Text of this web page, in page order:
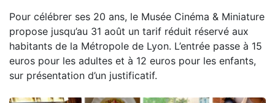
Pour célébrer ses 20 ans, le Musée Cinéma & Miniature
propose jusqu’au 31 août un tarif réduit réservé aux
habitants de la Métropole de Lyon. L’entrée passe à 15
euros pour les adultes et à 12 euros pour les enfants,
sur présentation d’un justificatif.